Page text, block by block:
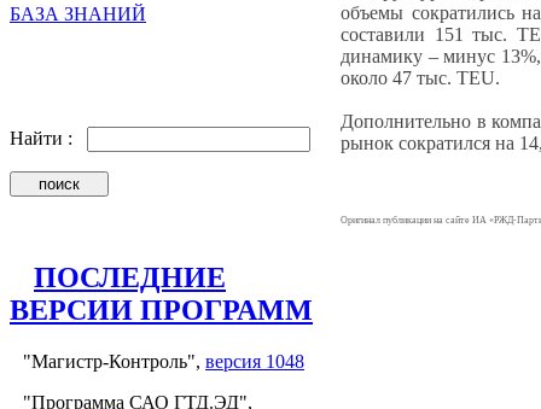
БАЗА ЗНАНИЙ
Найти :
ПОСЛЕДНИЕ
ВЕРСИИ ПРОГРАММ
"Магистр-Контроль", версия 1048
"Программа САО ГТД.ЭД",
объемы сократились
составили 151 тыс.
динамику – минус
около 47 тыс. TEU.
Дополнительно в
рынок сократился на
Оригинал публикации на сайте ИА «РЖД-